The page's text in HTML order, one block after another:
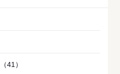
（41）